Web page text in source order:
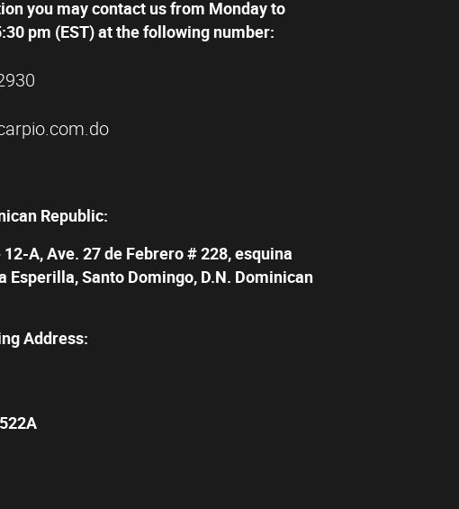
you may contact us from Monday to
pm (EST) at the following number:
Republic:
A, Ave. 27 de Febrero # 228, esquina
Esperilla, Santo Domingo, D.N. Dominican
Address: